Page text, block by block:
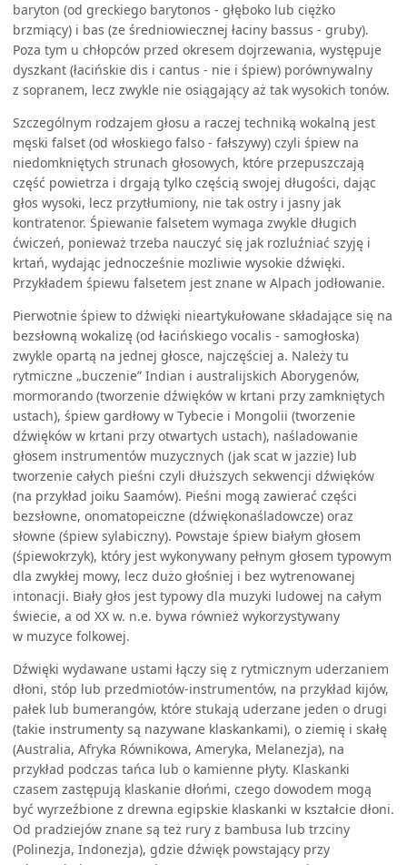
baryton (od greckiego barytonos - głęboko lub ciężko
brzmiący) i bas (ze średniowiecznej łaciny bassus - gruby).
Poza tym u chłopców przed okresem dojrzewania, występuje
dyszkant (łacińskie dis i cantus - nie i śpiew) porównywalny
z sopranem, lecz zwykle nie osiągający aż tak wysokich tonów.
Szczególnym rodzajem głosu a raczej techniką wokalną jest
męski falset (od włoskiego falso - fałszywy) czyli śpiew na
niedomkniętych strunach głosowych, które przepuszczają
część powietrza i drgają tylko częścią swojej długości, dając
głos wysoki, lecz przytłumiony, nie tak ostry i jasny jak
kontratenor. Śpiewanie falsetem wymaga zwykle długich
ćwiczeń, ponieważ trzeba nauczyć się jak rozluźniać szyję i
krtań, wydając jednocześnie mozliwie wysokie dźwięki.
Przykładem śpiewu falsetem jest znane w Alpach jodłowanie.
Pierwotnie śpiew to dźwięki nieartykułowane składające się na
bezsłowną wokalizę (od łacińskiego vocalis - samogłoska)
zwykle opartą na jednej głosce, najczęściej a. Należy tu
rytmiczne „buczenie” Indian i australijskich Aborygenów,
mormorando (tworzenie dźwięków w krtani przy zamkniętych
ustach), śpiew gardłowy w Tybecie i Mongolii (tworzenie
dźwięków w krtani przy otwartych ustach), naśladowanie
głosem instrumentów muzycznych (jak scat w jazzie) lub
tworzenie całych pieśni czyli dłuższych sekwencji dźwięków
(na przykład joiku Saamów). Pieśni mogą zawierać części
bezsłowne, onomatopeiczne (dźwiękonaśladowcze) oraz
słowne (śpiew sylabiczny). Powstaje śpiew białym głosem
(śpiewokrzyk), który jest wykonywany pełnym głosem typowym
dla zwykłej mowy, lecz dużo głośniej i bez wytrenowanej
intonacji. Biały głos jest typowy dla muzyki ludowej na całym
świecie, a od XX w. n.e. bywa również wykorzystywany
w muzyce folkowej.
Dźwięki wydawane ustami łączy się z rytmicznym uderzaniem
dłoni, stóp lub przedmiotów-instrumentów, na przykład kijów,
pałek lub bumerangów, które stukają uderzane jeden o drugi
(takie instrumenty są nazywane klaskankami), o ziemię i skałę
(Australia, Afryka Równikowa, Ameryka, Melanezja), na
przykład podczas tańca lub o kamienne płyty. Klaskanki
czasem zastępują klaskanie dłońmi, czego dowodem mogą
być wyrzeźbione z drewna egipskie klaskanki w kształcie dłoni.
Od pradziejów znane są też rury z bambusa lub trzciny
(Polinezja, Indonezja), gdzie dźwięk powstający przy